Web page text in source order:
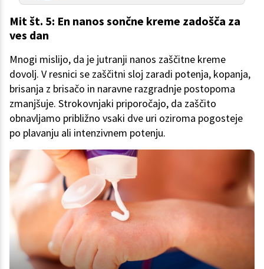
Mit št. 5: En nanos sončne kreme zadošča za
ves dan
Mnogi mislijo, da je jutranji nanos zaščitne kreme
dovolj. V resnici se zaščitni sloj zaradi potenja, kopanja,
brisanja z brisačo in naravne razgradnje postopoma
zmanjšuje. Strokovnjaki priporočajo, da zaščito
obnavljamo približno vsaki dve uri oziroma pogosteje
po plavanju ali intenzivnem potenju.